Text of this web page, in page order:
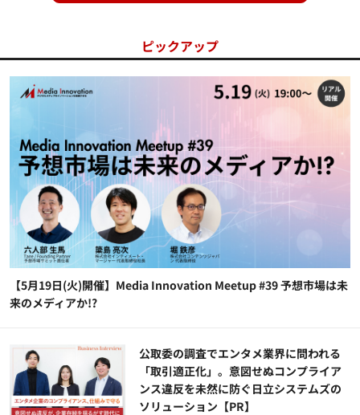
ピックアップ
【5月19日(火)開催】Media Innovation Meetup #39 予想市場は未
来のメディアか!?
公​​取委の調査でエンタメ業界に問われる
「取引適正化」。意図せぬコンプライア
ンス違反を未然に防ぐ日立システムズの
ソリューション​【PR】